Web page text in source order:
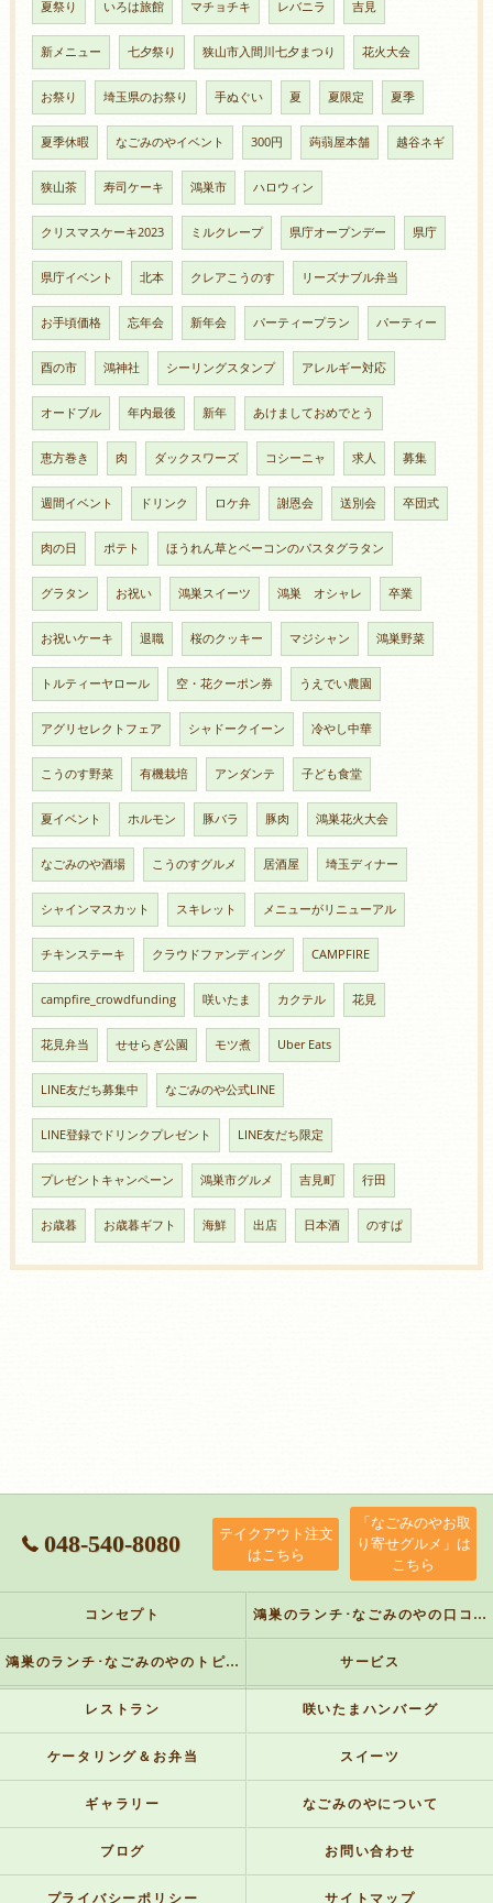
夏祭り いろは旅館 マチョチキ レバニラ 吉見
新メニュー 七夕祭り 狭山市入間川七夕まつり 花火大会
お祭り 埼玉県のお祭り 手ぬぐい 夏 夏限定 夏季
夏季休暇 なごみのやイベント 300円 蒟蒻屋本舗 越谷ネギ
狭山茶 寿司ケーキ 鴻巣市 ハロウィン
クリスマスケーキ2023 ミルクレープ 県庁オープンデー 県庁
県庁イベント 北本 クレアこうのす リーズナブル弁当
お手頃価格 忘年会 新年会 パーティープラン パーティー
酉の市 鴻神社 シーリングスタンプ アレルギー対応
オードブル 年内最後 新年 あけましておめでとう
恵方巻き 肉 ダックスワーズ コシーニャ 求人 募集
週間イベント ドリンク ロケ弁 謝恩会 送別会 卒団式
肉の日 ポテト ほうれん草とベーコンのパスタグラタン
グラタン お祝い 鴻巣スイーツ 鴻巣 オシャレ 卒業
お祝いケーキ 退職 桜のクッキー マジシャン 鴻巣野菜
トルティーヤロール 空・花クーポン券 うえでい農園
アグリセレクトフェア シャドークイーン 冷やし中華
こうのす野菜 有機栽培 アンダンテ 子ども食堂
夏イベント ホルモン 豚バラ 豚肉 鴻巣花火大会
なごみのや酒場 こうのすグルメ 居酒屋 埼玉ディナー
シャインマスカット スキレット メニューがリニューアル
チキンステーキ クラウドファンディング CAMPFIRE
campfire_crowdfunding 咲いたま カクテル 花見
花見弁当 せせらぎ公園 モツ煮 Uber Eats
LINE友だち募集中 なごみのや公式LINE
LINE登録でドリンクプレゼント LINE友だち限定
プレゼントキャンペーン 鴻巣市グルメ 吉見町 行田
お歳暮 お歳暮ギフト 海鮮 出店 日本酒 のすぱ
048-540-8080
テイクアウト注文
はこちら
「なごみのやお取
り寄せグルメ」は
こちら
コンセプト 鴻巣のランチ･なごみのやの口コミ情報
鴻巣のランチ･なごみのやのトピックス サービス
レストラン 咲いたまハンバーグ
ケータリング＆お弁当 スイーツ
ギャラリー なごみのやについて
ブログ お問い合わせ
プライバシーポリシー サイトマップ